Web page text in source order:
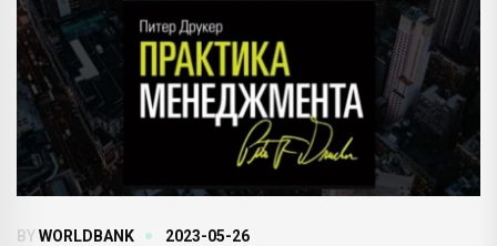
BYWORLDBANK 2023-05-26